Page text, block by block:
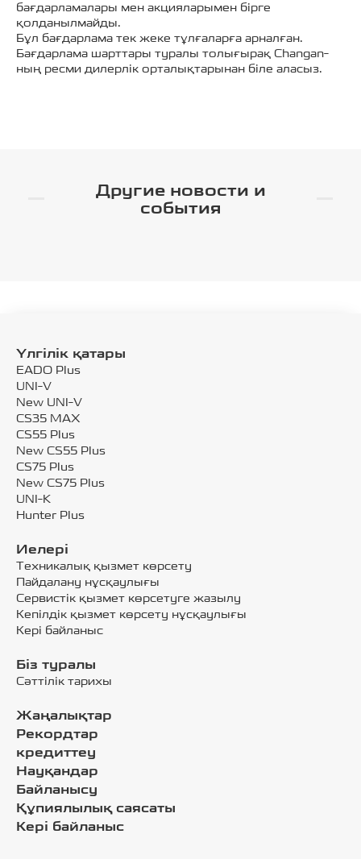
бағдарламалары мен акцияларымен бірге
қолданылмайды.
Бұл бағдарлама тек жеке тұлғаларға арналған.
Бағдарлама шарттары туралы толығырақ Changan-
ның ресми дилерлік орталықтарынан біле аласыз.
Другие новости и
события
Үлгілік қатары
EADO Plus
UNI-V
New UNI-V
CS35 MAX
CS55 Plus
New CS55 Plus
CS75 Plus
New CS75 Plus
UNI-K
Hunter Plus
Иелері
Техникалық қызмет көрсету
Пайдалану нұсқаулығы
Сервистік қызмет көрсетуге жазылу
Кепілдік қызмет көрсету нұсқаулығы
Кері байланыс
Біз туралы
Сәттілік тарихы
Жаңалықтар
Рекордтар
кредиттеу
Науқандар
Байланысу
Құпиялылық саясаты
Кері байланыс